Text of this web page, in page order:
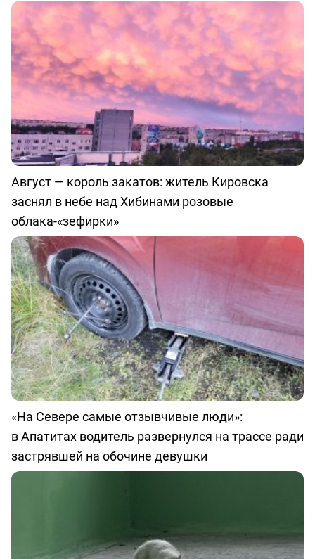
Август — король закатов: житель Кировска
заснял в небе над Хибинами розовые
облака-«зефирки»
«На Севере самые отзывчивые люди»:
в Апатитах водитель развернулся на трассе ради
застрявшей на обочине девушки